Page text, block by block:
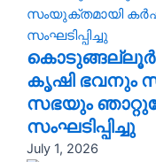
കൊടുങ്ങല്ലൂർ
കൃഷി ഭവനും
സഭയും
സംഘടിപ്പിച്ചു
July 1, 2026